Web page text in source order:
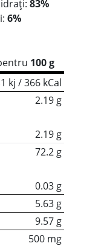
83%
6%
100 g
kj / 366 kCal
2.19 g
2.19 g
72.2 g
0.03 g
5.63 g
9.57 g
500 mg